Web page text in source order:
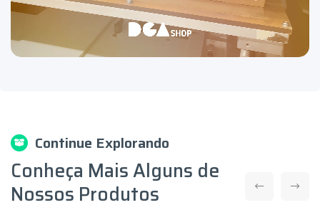
Continue Explorando
Conheça Mais Alguns de
Nossos Produtos